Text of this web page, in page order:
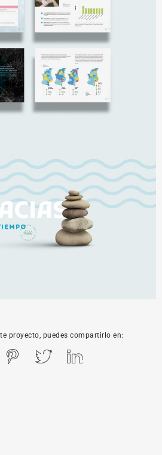
proyecto, puedes compartirlo en: